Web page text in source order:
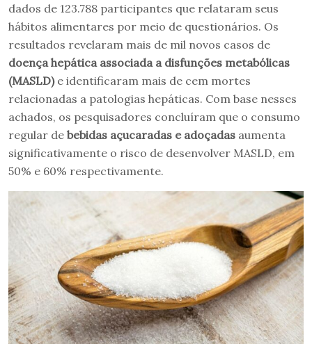
dados de 123.788 participantes que relataram seus
hábitos alimentares por meio de questionários. Os
resultados revelaram mais de mil novos casos de
doença hepática associada a disfunções metabólicas
(MASLD)e identificaram mais de cem mortes
relacionadas a patologias hepáticas. Com base nesses
achados, os pesquisadores concluíram que o consumo
regular de bebidas açucaradas e adoçadas aumenta
significativamente o risco de desenvolver MASLD, em
50% e 60% respectivamente.